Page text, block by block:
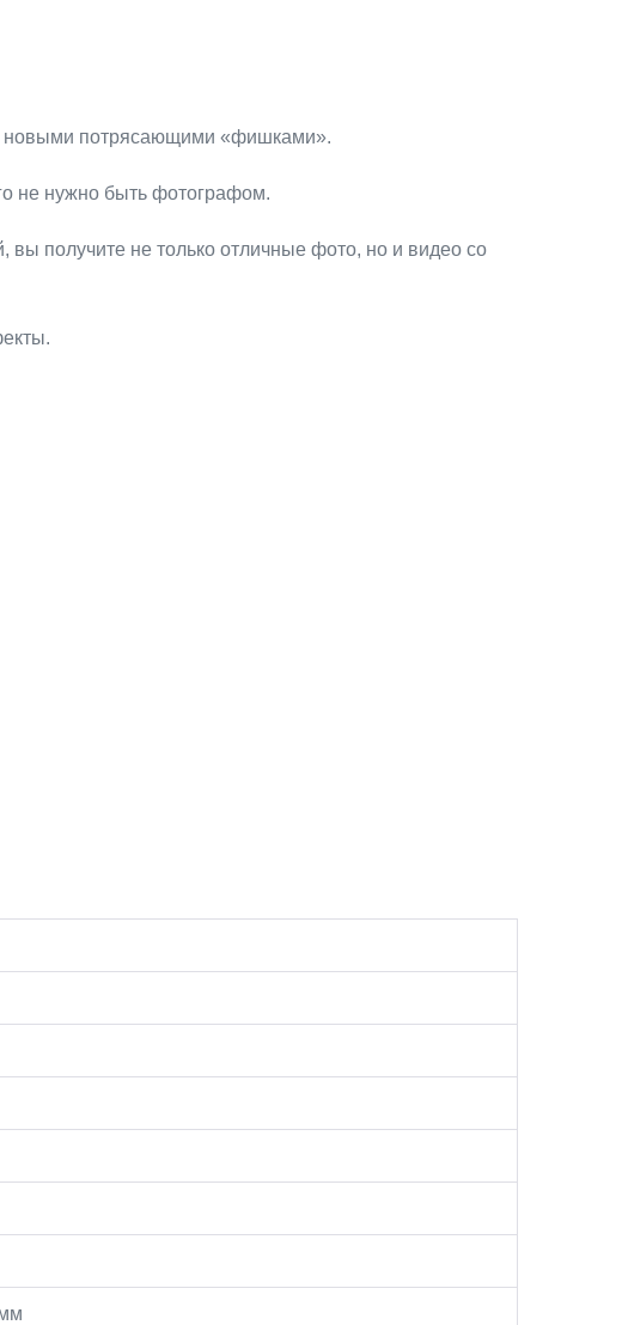
новыми потрясающими «фишками».
не нужно быть фотографом.
получите не только отличные фото, но и видео со